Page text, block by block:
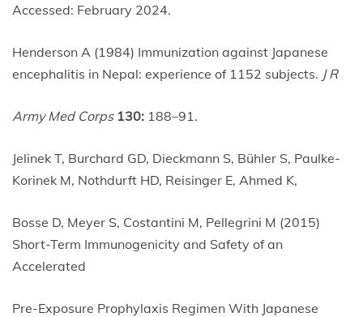
Accessed: February 2024.
Henderson A (1984) Immunization against Japanese
encephalitis in Nepal: experience of 1152 subjects. J R
Army Med Corps 130: 188–91.
Jelinek T, Burchard GD, Dieckmann S, Bühler S, Paulke-
Korinek M, Nothdurft HD, Reisinger E, Ahmed K,
Bosse D, Meyer S, Costantini M, Pellegrini M (2015)
Short-Term Immunogenicity and Safety of an
Accelerated
Pre-Exposure Prophylaxis Regimen With Japanese